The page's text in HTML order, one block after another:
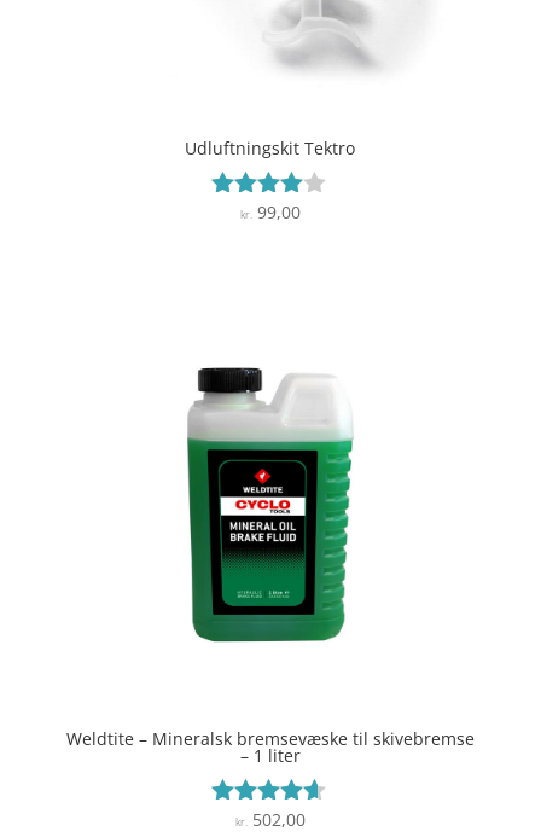
Udluftningskit Tektro
Vurderet
kr.99,00
Weldtite – Mineralsk bremsevæske til skivebremse
– 1 liter
Vurderet
kr.502,00